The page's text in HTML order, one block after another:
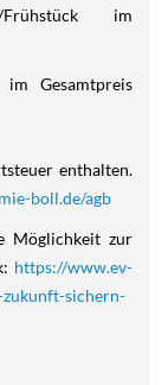
Frühstück im
Gesamtpreis
enthalten.
boll.de/agb
Möglichkeit zur
https://www.ev-
zukunft-sichern-